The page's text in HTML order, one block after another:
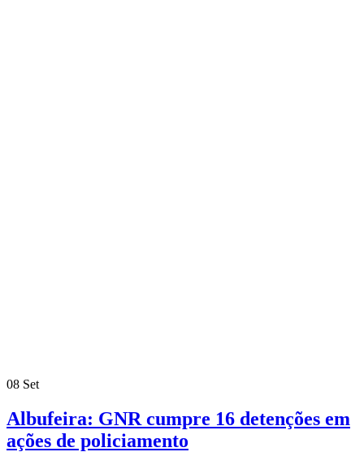
08 Set
Albufeira: GNR cumpre 16 detenções em
ações de policiamento